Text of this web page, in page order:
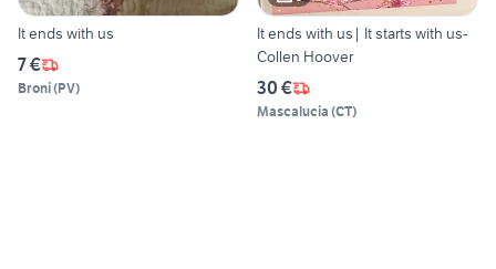
It ends with us
7 €
Broni(PV)
It ends with us| It starts with us-
Collen Hoover
30 €
Mascalucia (CT)